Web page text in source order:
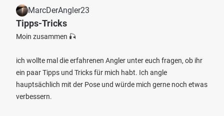
MarcDerAngler23
Tipps-Tricks
Moin zusammen 🎣
ich wollte mal die erfahrenen Angler unter euch fragen, ob ihr
ein paar Tipps und Tricks für mich habt. Ich angle
hauptsächlich mit der Pose und würde mich gerne noch etwas
verbessern.